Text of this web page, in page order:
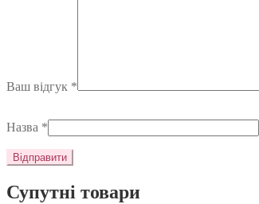
Ваш відгук *
Назва *
Супутні товари